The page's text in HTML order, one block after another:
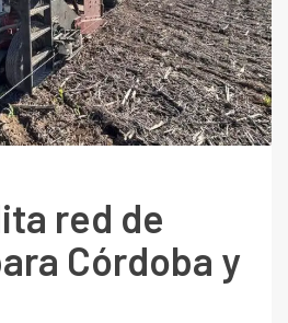
red de
Córdoba y